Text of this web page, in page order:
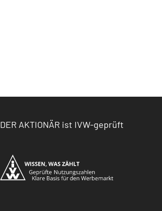
DER AKTIONÄR ist IVW-geprüft